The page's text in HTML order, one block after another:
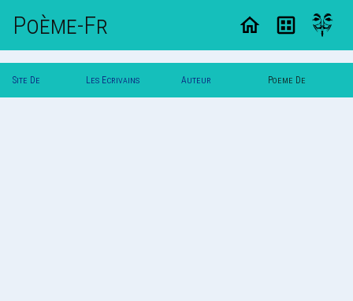
Poème-Fr
Site De Les Ecrivains Auteur Poeme De